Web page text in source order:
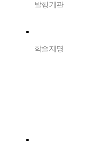
발행기관
학술지명